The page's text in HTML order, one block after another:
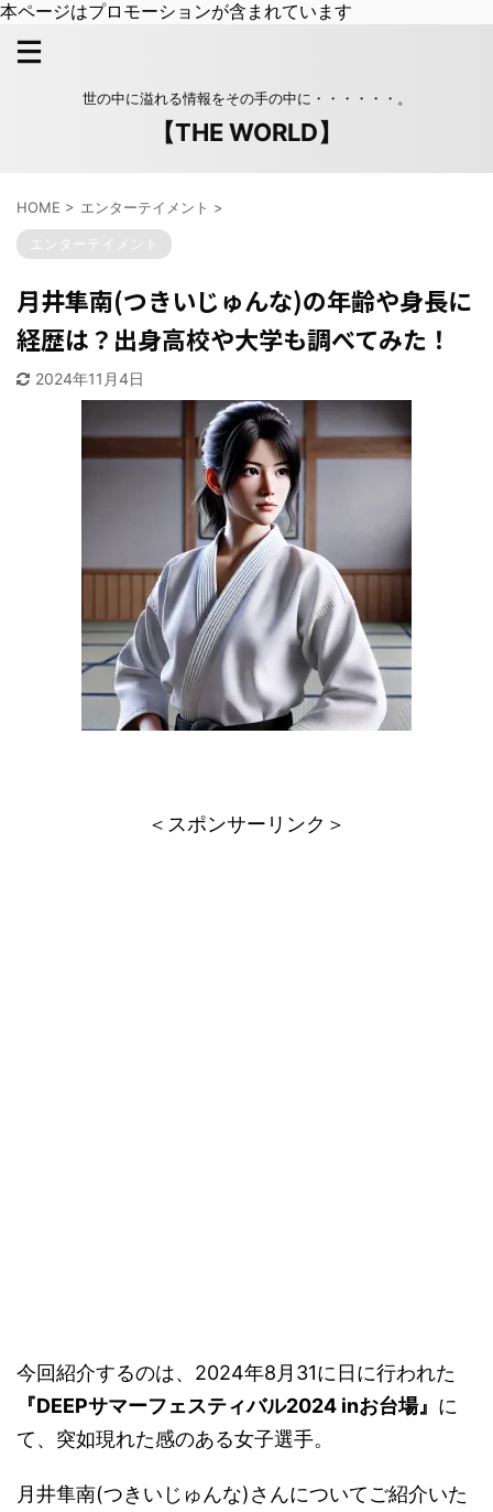
本ページはプロモーションが含まれています
世の中に溢れる情報をその手の中に・・・・・・。
【THE WORLD】
HOME > エンターテイメント >
エンターテイメント
月井隼南(つきいじゅんな)の年齢や身長に
経歴は？出身高校や大学も調べてみた！
2024年11月4日
＜スポンサーリンク＞
今回紹介するのは、2024年8月31に日に行われた
『DEEPサマーフェスティバル2024 inお台場』 に
て、突如現れた感のある女子選手。
月井隼南(つきいじゅんな)さんについてご紹介いた